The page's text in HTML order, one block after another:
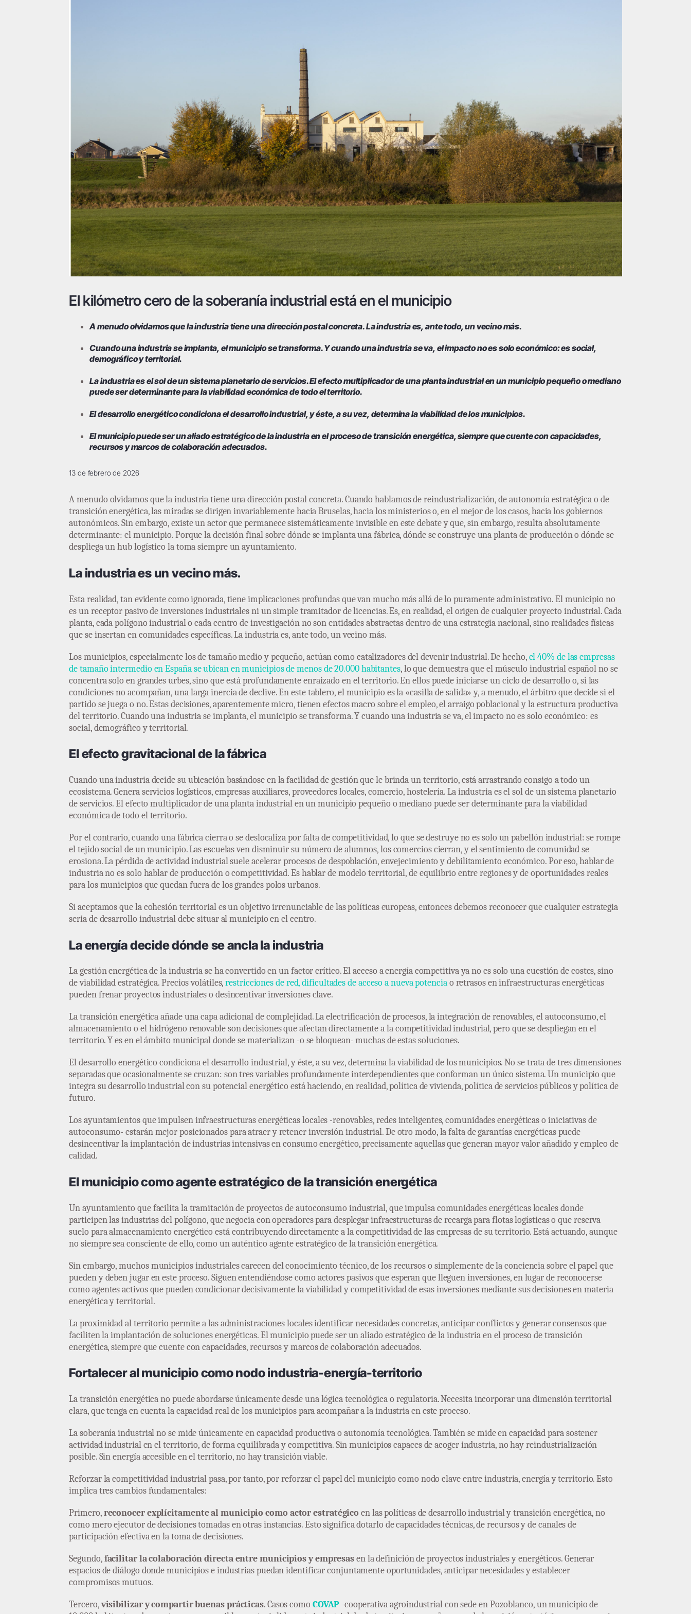
El kilómetro cero de la soberanía industrial está en el municipio
A menudo olvidamos que la industria tiene una dirección postal concreta. La industria es, ante todo, un vecino más.
Cuando una industria se implanta, el municipio se transforma. Y cuando una industria se va, el impacto no es solo económico: es social,
demográfico y territorial.
La industria es el sol de un sistema planetario de servicios. El efecto multiplicador de una planta industrial en un municipio pequeño o mediano
puede ser determinante para la viabilidad económica de todo el territorio.
El desarrollo energético condiciona el desarrollo industrial, y éste, a su vez, determina la viabilidad de los municipios.
El municipio puede ser un aliado estratégico de la industria en el proceso de transición energética, siempre que cuente con capacidades,
recursos y marcos de colaboración adecuados.
13 de febrero de 2026
A menudo olvidamos que la industria tiene una dirección postal concreta. Cuando hablamos de reindustrialización, de autonomía estratégica o de
transición energética, las miradas se dirigen invariablemente hacia Bruselas, hacia los ministerios o, en el mejor de los casos, hacia los gobiernos
autonómicos. Sin embargo, existe un actor que permanece sistemáticamente invisible en este debate y que, sin embargo, resulta absolutamente
determinante: el municipio. Porque la decisión final sobre dónde se implanta una fábrica, dónde se construye una planta de producción o dónde se
despliega un hub logístico la toma siempre un ayuntamiento.
La industria es un vecino más.
Esta realidad, tan evidente como ignorada, tiene implicaciones profundas que van mucho más allá de lo puramente administrativo. El municipio no
es un receptor pasivo de inversiones industriales ni un simple tramitador de licencias. Es, en realidad, el origen de cualquier proyecto industrial. Cada
planta, cada polígono industrial o cada centro de investigación no son entidades abstractas dentro de una estrategia nacional, sino realidades físicas
que se insertan en comunidades específicas. La industria es, ante todo, un vecino más.
Los municipios, especialmente los de tamaño medio y pequeño, actúan como catalizadores del devenir industrial. De hecho,el 40% de las empresas
de tamaño intermedio en España se ubican en municipios de menos de 20.000 habitantes, lo que demuestra que el músculo industrial español no se
concentra solo en grandes urbes, sino que está profundamente enraizado en el territorio. En ellos puede iniciarse un ciclo de desarrollo o, si las
condiciones no acompañan, una larga inercia de declive. En este tablero, el municipio es la «casilla de salida» y, a menudo, el árbitro que decide si el
partido se juega o no. Estas decisiones, aparentemente micro, tienen efectos macro sobre el empleo, el arraigo poblacional y la estructura productiva
del territorio. Cuando una industria se implanta, el municipio se transforma. Y cuando una industria se va, el impacto no es solo económico: es
social, demográfico y territorial.
El efecto gravitacional de la fábrica
Cuando una industria decide su ubicación basándose en la facilidad de gestión que le brinda un territorio, está arrastrando consigo a todo un
ecosistema. Genera servicios logísticos, empresas auxiliares, proveedores locales, comercio, hostelería. La industria es el sol de un sistema planetario
de servicios. El efecto multiplicador de una planta industrial en un municipio pequeño o mediano puede ser determinante para la viabilidad
económica de todo el territorio.
Por el contrario, cuando una fábrica cierra o se deslocaliza por falta de competitividad, lo que se destruye no es solo un pabellón industrial: se rompe
el tejido social de un municipio. Las escuelas ven disminuir su número de alumnos, los comercios cierran, y el sentimiento de comunidad se
erosiona. La pérdida de actividad industrial suele acelerar procesos de despoblación, envejecimiento y debilitamiento económico. Por eso, hablar de
industria no es solo hablar de producción o competitividad. Es hablar de modelo territorial, de equilibrio entre regiones y de oportunidades reales
para los municipios que quedan fuera de los grandes polos urbanos.
Si aceptamos que la cohesión territorial es un objetivo irrenunciable de las políticas europeas, entonces debemos reconocer que cualquier estrategia
seria de desarrollo industrial debe situar al municipio en el centro.
La energía decide dónde se ancla la industria
La gestión energética de la industria se ha convertido en un factor crítico. El acceso a energía competitiva ya no es solo una cuestión de costes, sino
de viabilidad estratégica. Precios volátiles,restricciones de red, dificultades de acceso a nueva potenciao retrasos en infraestructuras energéticas
pueden frenar proyectos industriales o desincentivar inversiones clave.
La transición energética añade una capa adicional de complejidad. La electrificación de procesos, la integración de renovables, el autoconsumo, el
almacenamiento o el hidrógeno renovable son decisiones que afectan directamente a la competitividad industrial, pero que se despliegan en el
territorio. Y es en el ámbito municipal donde se materializan -o se bloquean- muchas de estas soluciones.
El desarrollo energético condiciona el desarrollo industrial, y éste, a su vez, determina la viabilidad de los municipios. No se trata de tres dimensiones
separadas que ocasionalmente se cruzan: son tres variables profundamente interdependientes que conforman un único sistema. Un municipio que
integra su desarrollo industrial con su potencial energético está haciendo, en realidad, política de vivienda, política de servicios públicos y política de
futuro.
Los ayuntamientos que impulsen infraestructuras energéticas locales -renovables, redes inteligentes, comunidades energéticas o iniciativas de
autoconsumo- estarán mejor posicionados para atraer y retener inversión industrial. De otro modo, la falta de garantías energéticas puede
desincentivar la implantación de industrias intensivas en consumo energético, precisamente aquellas que generan mayor valor añadido y empleo de
calidad.
El municipio como agente estratégico de la transición energética
Un ayuntamiento que facilita la tramitación de proyectos de autoconsumo industrial, que impulsa comunidades energéticas locales donde
participen las industrias del polígono, que negocia con operadores para desplegar infraestructuras de recarga para flotas logísticas o que reserva
suelo para almacenamiento energético está contribuyendo directamente a la competitividad de las empresas de su territorio. Está actuando, aunque
no siempre sea consciente de ello, como un auténtico agente estratégico de la transición energética.
Sin embargo, muchos municipios industriales carecen del conocimiento técnico, de los recursos o simplemente de la conciencia sobre el papel que
pueden y deben jugar en este proceso. Siguen entendiéndose como actores pasivos que esperan que lleguen inversiones, en lugar de reconocerse
como agentes activos que pueden condicionar decisivamente la viabilidad y competitividad de esas inversiones mediante sus decisiones en materia
energética y territorial.
La proximidad al territorio permite a las administraciones locales identificar necesidades concretas, anticipar conflictos y generar consensos que
faciliten la implantación de soluciones energéticas. El municipio puede ser un aliado estratégico de la industria en el proceso de transición
energética, siempre que cuente con capacidades, recursos y marcos de colaboración adecuados.
Fortalecer al municipio como nodo industria-energía-territorio
La transición energética no puede abordarse únicamente desde una lógica tecnológica o regulatoria. Necesita incorporar una dimensión territorial
clara, que tenga en cuenta la capacidad real de los municipios para acompañar a la industria en este proceso.
La soberanía industrial no se mide únicamente en capacidad productiva o autonomía tecnológica. También se mide en capacidad para sostener
actividad industrial en el territorio, de forma equilibrada y competitiva. Sin municipios capaces de acoger industria, no hay reindustrialización
posible. Sin energía accesible en el territorio, no hay transición viable.
Reforzar la competitividad industrial pasa, por tanto, por reforzar el papel del municipio como nodo clave entre industria, energía y territorio. Esto
implica tres cambios fundamentales:
Primero,reconocer explícitamente al municipio como actor estratégico en las políticas de desarrollo industrial y transición energética, no
como mero ejecutor de decisiones tomadas en otras instancias. Esto significa dotarlo de capacidades técnicas, de recursos y de canales de
participación efectiva en la toma de decisiones.
Segundo,facilitar la colaboración directa entre municipios y empresasen la definición de proyectos industriales y energéticos. Generar
espacios de diálogo donde municipios e industrias puedan identificar conjuntamente oportunidades, anticipar necesidades y establecer
compromisos mutuos.
Tercero,visibilizar y compartir buenas prácticas. Casos como COVAP -cooperativa agroindustrial con sede en Pozoblanco, un municipio de